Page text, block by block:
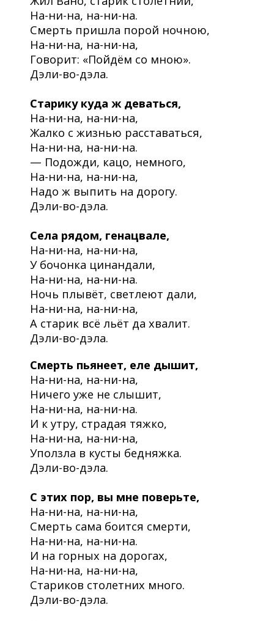
На-ни-на, на-ни-на.
Смерть пришла порой ночною,
На-ни-на, на-ни-на,
Говорит: «Пойдём со мною».
Дэли-во-дэла.
Старику куда ж деваться,
На-ни-на, на-ни-на,
Жалко с жизнью расставаться,
На-ни-на, на-ни-на.
— Подожди, кацо, немного,
На-ни-на, на-ни-на,
Надо ж выпить на дорогу.
Дэли-во-дэла.
Села рядом, генацвале,
На-ни-на, на-ни-на,
У бочонка цинандали,
На-ни-на, на-ни-на.
Ночь плывёт, светлеют дали,
На-ни-на, на-ни-на,
А старик всё льёт да хвалит.
Дэли-во-дэла.
Смерть пьянеет, еле дышит,
На-ни-на, на-ни-на,
Ничего уже не слышит,
На-ни-на, на-ни-на.
И к утру, страдая тяжко,
На-ни-на, на-ни-на,
Уползла в кусты бедняжка.
Дэли-во-дэла.
С этих пор, вы мне поверьте,
На-ни-на, на-ни-на,
Смерть сама боится смерти,
На-ни-на, на-ни-на.
И на горных на дорогах,
На-ни-на, на-ни-на,
Стариков столетних много.
Дэли-во-дэла.